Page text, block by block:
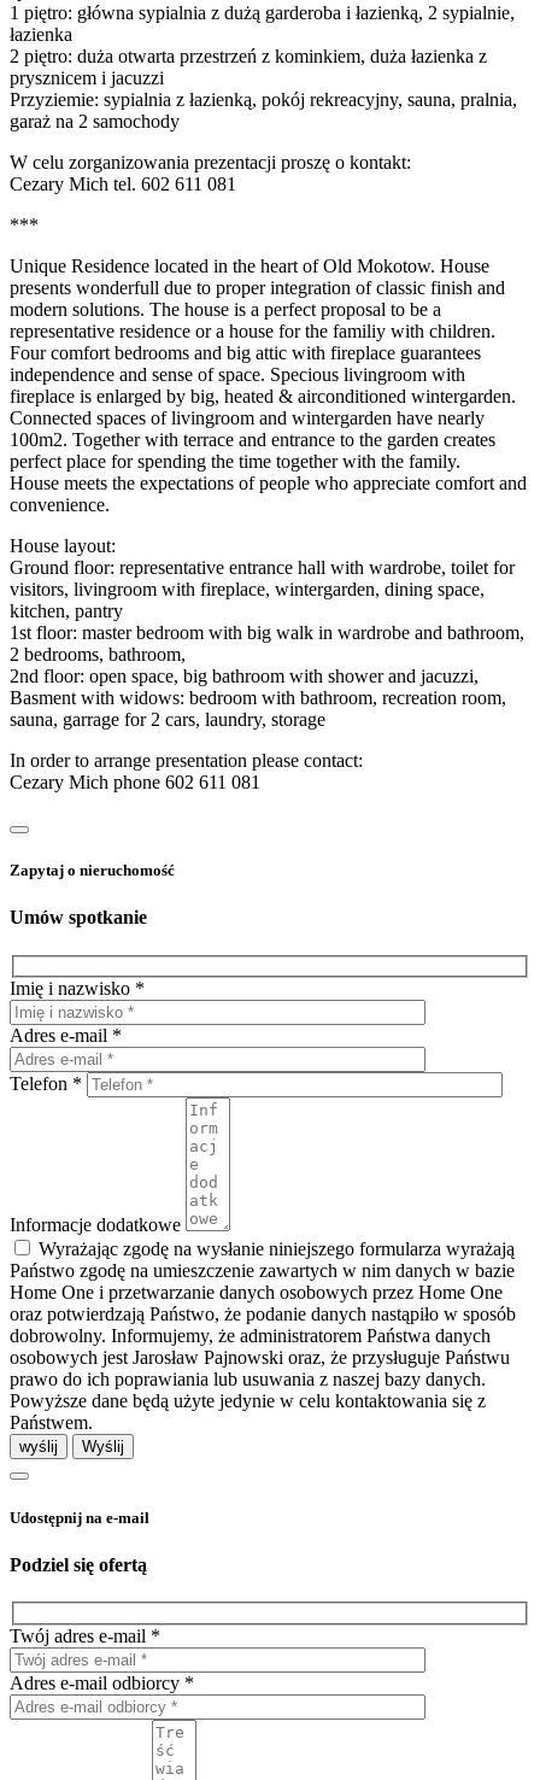
1 piętro: główna sypialnia z dużą garderoba i łazienką, 2 sypialnie,
łazienka
2 piętro: duża otwarta przestrzeń z kominkiem, duża łazienka z
prysznicem i jacuzzi
Przyziemie: sypialnia z łazienką, pokój rekreacyjny, sauna, pralnia,
garaż na 2 samochody
W celu zorganizowania prezentacji proszę o kontakt:
Cezary Mich tel. 602 611 081
***
Unique Residence located in the heart of Old Mokotow. House
presents wonderfull due to proper integration of classic finish and
modern solutions. The house is a perfect proposal to be a
representative residence or a house for the familiy with children.
Four comfort bedrooms and big attic with fireplace guarantees
independence and sense of space. Specious livingroom with
fireplace is enlarged by big, heated & airconditioned wintergarden.
Connected spaces of livingroom and wintergarden have nearly
100m2. Together with terrace and entrance to the garden creates
perfect place for spending the time together with the family.
House meets the expectations of people who appreciate comfort and
convenience.
House layout:
Ground floor: representative entrance hall with wardrobe, toilet for
visitors, livingroom with fireplace, wintergarden, dining space,
kitchen, pantry
1st floor: master bedroom with big walk in wardrobe and bathroom,
2 bedrooms, bathroom,
2nd floor: open space, big bathroom with shower and jacuzzi,
Basment with widows: bedroom with bathroom, recreation room,
sauna, garrage for 2 cars, laundry, storage
In order to arrange presentation please contact:
Cezary Mich phone 602 611 081
Zapytaj o nieruchomość
Umów spotkanie
Imię i nazwisko *
Adres e-mail *
Telefon *
Informacje dodatkowe
Wyrażając zgodę na wysłanie niniejszego formularza wyrażają
Państwo zgodę na umieszczenie zawartych w nim danych w bazie
Home One i przetwarzanie danych osobowych przez Home One
oraz potwierdzają Państwo, że podanie danych nastąpiło w sposób
dobrowolny. Informujemy, że administratorem Państwa danych
osobowych jest Jarosław Pajnowski oraz, że przysługuje Państwu
prawo do ich poprawiania lub usuwania z naszej bazy danych.
Powyższe dane będą użyte jedynie w celu kontaktowania się z
Państwem.
wyślij
Udostępnij na e-mail
Podziel się ofertą
Twój adres e-mail *
Adres e-mail odbiorcy *